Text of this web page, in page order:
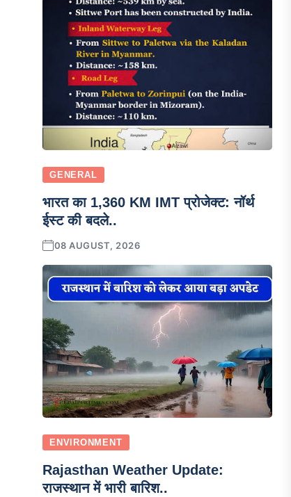
GENERAL
भारत का 1,360 KM IMT प्रोजेक्ट: नॉर्थ
ईस्ट की बदले..
08 AUGUST, 2026
ENVIRONMENT
Rajasthan Weather Update:
राजस्थान में भारी बारिश..